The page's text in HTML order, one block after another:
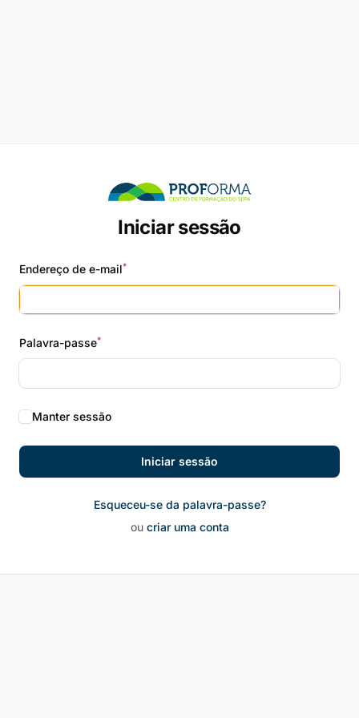
Iniciar sessão
Endereço de e-mail*
Palavra-passe*
Manter sessão
Iniciar sessão
Esqueceu-se da palavra-passe?
ou criar uma conta